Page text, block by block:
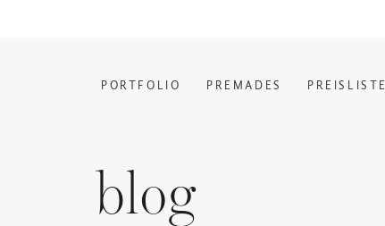
PORTFOLIO PREMADES PREISLISTE
blog